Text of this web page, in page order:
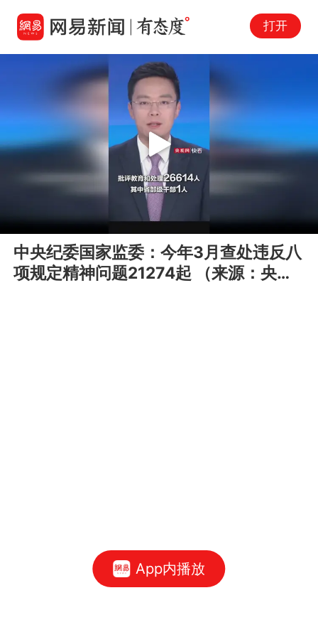
打开
00:00 00:13
Play
中央纪委国家监委：今年3月查处违反八
项规定精神问题21274起 （来源：央视
App内播放